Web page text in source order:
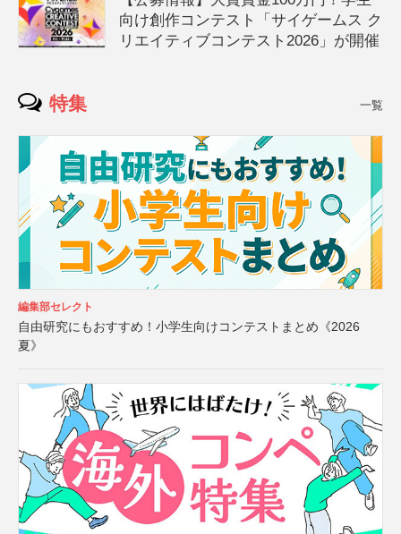
向け創作コンテスト「サイゲームス ク
リエイティブコンテスト2026」が開催
特集 一覧
編集部セレクト
自由研究にもおすすめ！小学生向けコンテストまとめ《2026
夏》